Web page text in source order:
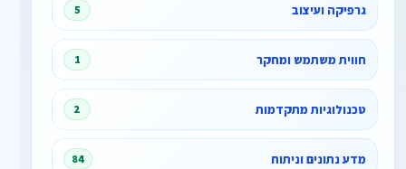
גרפיקה ועיצוב 5
חווית משתמש ומחקר 1
טכנולוגיות מתקדמות 2
מדע נתונים וניתוח 84